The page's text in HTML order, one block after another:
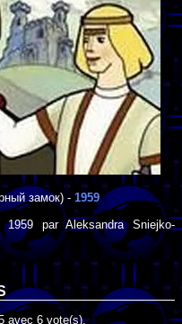
замок) - 1959
1959 parAleksandra Sniejko-
avec 6 vote(s).